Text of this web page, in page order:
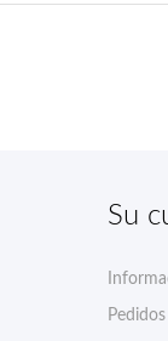
Su
Pedidos